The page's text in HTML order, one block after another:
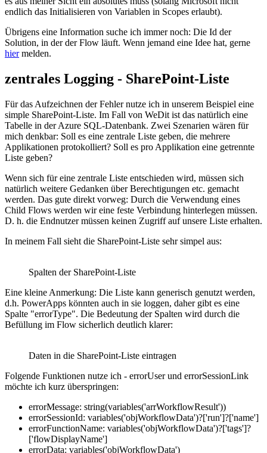
endlich das Initialisieren von Variablen in Scopes erlaubt).
Übrigens eine Information suche ich immer noch: Die Id der
Solution, in der der Flow läuft. Wenn jemand eine Idee hat, gerne
hiermelden.
zentrales Logging - SharePoint-Liste
Für das Aufzeichnen der Fehler nutze ich in unserem Beispiel eine
simple SharePoint-Liste. Im Fall von WeDit ist das natürlich eine
Tabelle in der Azure SQL-Datenbank. Zwei Szenarien wären für
mich denkbar: Soll es eine zentrale Liste geben, die mehrere
Applikationen protokolliert? Soll es pro Applikation eine getrennte
Liste geben?
Wenn sich für eine zentrale Liste entschieden wird, müssen sich
natürlich weitere Gedanken über Berechtigungen etc. gemacht
werden. Das gute direkt vorweg: Durch die Verwendung eines
Child Flows werden wir eine feste Verbindung hinterlegen müssen.
D. h. die Endnutzer müssen keinen Zugriff auf unsere Liste erhalten.
In meinem Fall sieht die SharePoint-Liste sehr simpel aus:
Spalten der SharePoint-Liste
Eine kleine Anmerkung: Die Liste kann generisch genutzt werden,
d.h. PowerApps könnten auch in sie loggen, daher gibt es eine
Spalte "errorType". Die Bedeutung der Spalten wird durch die
Befüllung im Flow sicherlich deutlich klarer:
Daten in die SharePoint-Liste eintragen
Folgende Funktionen nutze ich - errorUser und errorSessionLink
möchte ich kurz überspringen:
errorMessage: string(variables('arrWorkflowResult'))
errorSessionId: variables('objWorkflowData')?['run']?['name']
errorFunctionName: variables('objWorkflowData')?['tags']?
['flowDisplayName']
errorData: variables('objWorkflowData')